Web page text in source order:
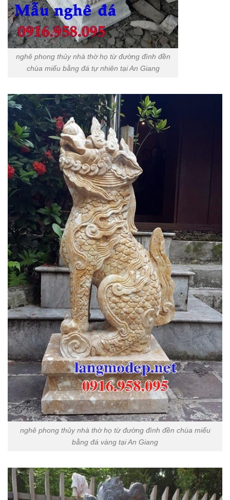
nghê phong thủy nhà thờ họ từ đường đình đền
chùa miếu bằng đá tự nhiên tại An Giang
nghê phong thủy nhà thờ họ từ đường đình đền chùa miếu
bằng đá vàng tại An Giang